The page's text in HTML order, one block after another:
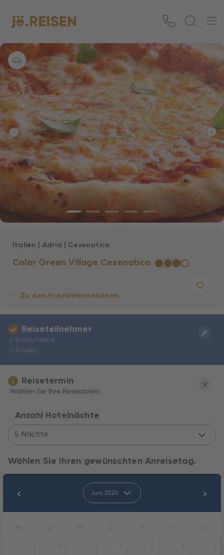
Color Green Village Cesenatico ★★★☆
Italien | Adria | Cesenatico
Zu den Hotelinformationen
Reiseteilnehmer
2 Erwachsene
0 Kinder
2 Reisetermin
Wählen Sie Ihre Reisedaten.
Anzahl Hotelnächte
5 Nächte
Wählen Sie Ihren gewünschten Anreisetag.
Juni 2026